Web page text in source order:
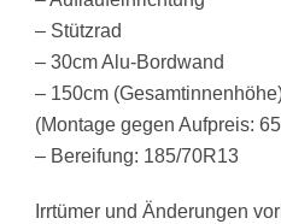
– Stützrad
– 30cm Alu-Bordwand
– 150cm
(Montage gegen Aufpreis:
– Bereifung: 185/70R13
Irrtümer und Änderungen